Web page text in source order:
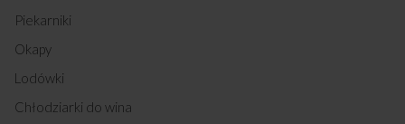
Piekarniki
Okapy
Lodówki
Chłodziarki do wina